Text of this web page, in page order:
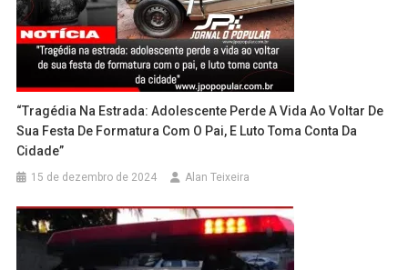
“Tragédia Na Estrada: Adolescente Perde A Vida Ao Voltar De
Sua Festa De Formatura Com O Pai, E Luto Toma Conta Da
Cidade”
15 de dezembro de 2024 Alan Teixeira